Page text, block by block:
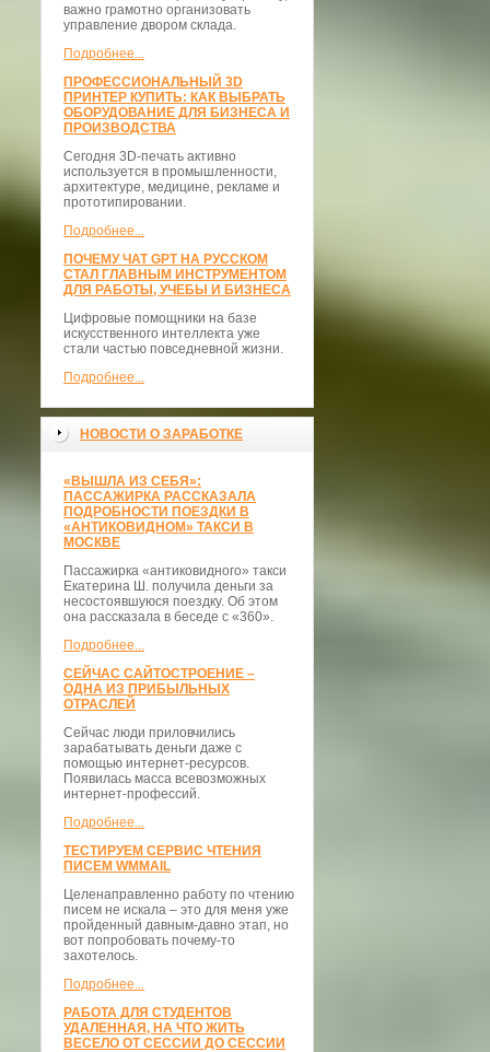
важно грамотно организовать
управление двором склада.
Подробнее...
ПРОФЕССИОНАЛЬНЫЙ 3D
ПРИНТЕР КУПИТЬ: КАК ВЫБРАТЬ
ОБОРУДОВАНИЕ ДЛЯ БИЗНЕСА И
ПРОИЗВОДСТВА
Сегодня 3D-печать активно
используется в промышленности,
архитектуре, медицине, рекламе и
прототипировании.
Подробнее...
ПОЧЕМУ ЧАТ GPT НА РУССКОМ
СТАЛ ГЛАВНЫМ ИНСТРУМЕНТОМ
ДЛЯ РАБОТЫ, УЧЕБЫ И БИЗНЕСА
Цифровые помощники на базе
искусственного интеллекта уже
стали частью повседневной жизни.
Подробнее...
НОВОСТИ О ЗАРАБОТКЕ
«ВЫШЛА ИЗ СЕБЯ»:
ПАССАЖИРКА РАССКАЗАЛА
ПОДРОБНОСТИ ПОЕЗДКИ В
«АНТИКОВИДНОМ» ТАКСИ В
МОСКВЕ
Пассажирка «антиковидного» такси
Екатерина Ш. получила деньги за
несостоявшуюся поездку. Об этом
она рассказала в беседе с «360».
Подробнее...
СЕЙЧАС САЙТОСТРОЕНИЕ –
ОДНА ИЗ ПРИБЫЛЬНЫХ
ОТРАСЛЕЙ
Сейчас люди приловчились
зарабатывать деньги даже с
помощью интернет-ресурсов.
Появилась масса всевозможных
интернет-профессий.
Подробнее...
ТЕСТИРУЕМ СЕРВИС ЧТЕНИЯ
ПИСЕМ WMMAIL
Целенаправленно работу по чтению
писем не искала – это для меня уже
пройденный давным-давно этап, но
вот попробовать почему-то
захотелось.
Подробнее...
РАБОТА ДЛЯ СТУДЕНТОВ
УДАЛЕННАЯ, НА ЧТО ЖИТЬ
ВЕСЕЛО ОТ СЕССИИ ДО СЕССИИ